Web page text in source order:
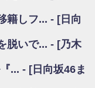
乃だけジャージを脱いで
「笑えないぐらい師匠だ
【激レアさん】
禁前で言えない！？丹生
、何かあるのか！？『お
籍しフ... - [日向
脱いで... - [乃木
... - [日向坂46ま